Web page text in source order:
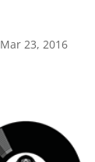
Mar 23, 2016